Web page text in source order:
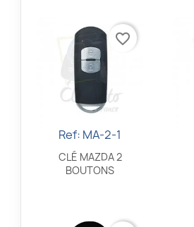
Aperçu rapide
Ref: MA-2-1
CLÉ MAZDA 2
BOUTONS
favorite_border